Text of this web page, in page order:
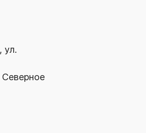
ул.
Северное